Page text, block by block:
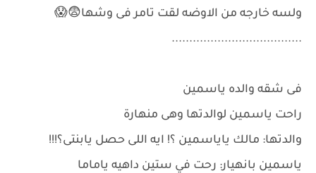
ولسه خارجه من الاوضه لقت تامر فى وشها😨😱
.....................................
فى شقه والده ياسمين
راحت ياسمين لوالدتها وهى منهارة
والدتها: مالك ياياسمين ؟! ايه اللى حصل يابنتى؟!!!
ياسمين بانهيار: رحت في ستين داهيه ياماما